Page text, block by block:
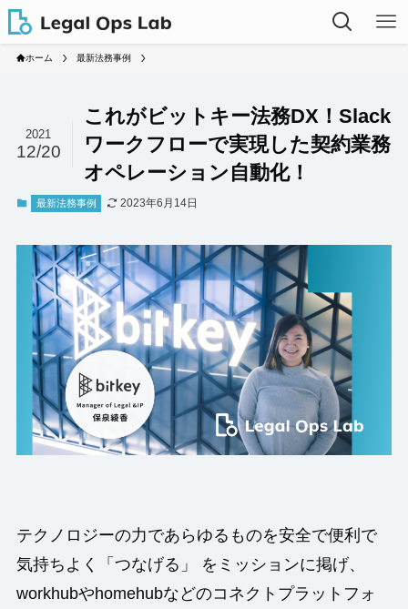
ホーム 最新法務事例
これがビットキー法務DX！Slack
ワークフローで実現した契約業務
オペレーション自動化！
2021
12/20
最新法務事例 2023年6月14日
テクノロジーの力であらゆるものを安全で便利で
気持ちよく「つなげる」 をミッションに掲げ、
workhubやhomehubなどのコネクトプラットフォ